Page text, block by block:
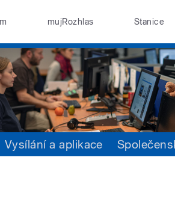
mujRozhlas Stanice
Vysílání a aplikace